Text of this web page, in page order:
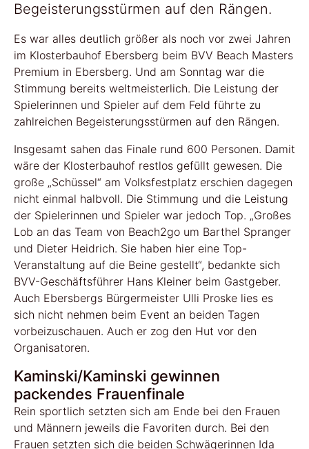
Begeisterungsstürmen auf den Rängen.
Es war alles deutlich größer als noch vor zwei Jahren
im Klosterbauhof Ebersberg beim BVV Beach Masters
Premium in Ebersberg. Und am Sonntag war die
Stimmung bereits weltmeisterlich. Die Leistung der
Spielerinnen und Spieler auf dem Feld führte zu
zahlreichen Begeisterungsstürmen auf den Rängen.
Insgesamt sahen das Finale rund 600 Personen. Damit
wäre der Klosterbauhof restlos gefüllt gewesen. Die
große „Schüssel“ am Volksfestplatz erschien dagegen
nicht einmal halbvoll. Die Stimmung und die Leistung
der Spielerinnen und Spieler war jedoch Top. „Großes
Lob an das Team von Beach2go um Barthel Spranger
und Dieter Heidrich. Sie haben hier eine Top-
Veranstaltung auf die Beine gestellt“, bedankte sich
BVV-Geschäftsführer Hans Kleiner beim Gastgeber.
Auch Ebersbergs Bürgermeister Ulli Proske lies es
sich nicht nehmen beim Event an beiden Tagen
vorbeizuschauen. Auch er zog den Hut vor den
Organisatoren.
Kaminski/Kaminski gewinnen
packendes Frauenfinale
Rein sportlich setzten sich am Ende bei den Frauen
und Männern jeweils die Favoriten durch. Bei den
Frauen setzten sich die beiden Schwägerinnen Ida